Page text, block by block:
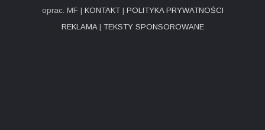
oprac. MF | KONTAKT| POLITYKA PRYWATNOŚCI
REKLAMA| TEKSTY SPONSOROWANE